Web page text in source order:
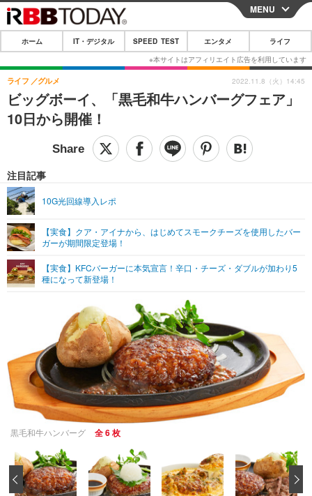
CLOSE
ホーム
IT・デジタル
IT・デジタルTOP スマートフォン
ショッピング その他
SPEED TEST
エンタメTOP 映画・ドラマ
グラビア
ショッピング その他
ライフTOP
その他
リリース一覧
プッシュ通知の停止方法
MENU
ホーム IT・デジタル SPEED TEST エンタメ ライフ
ビッグボーイ、「黒毛和牛ハンバーグフェア」
10日から開催！
ライフ グルメ
注目記事
10G光回線導入レポ
【実食】クア・アイナから、はじめてスモークチーズを使用したバー
ガーが期間限定登場！
【実食】KFCバーガーに本気宣言！辛口・チーズ・ダブルが加わり5
種になって新登場！
2022.11.8（火）14:45
黒毛和牛ハンバーグ 全 6 枚
‹